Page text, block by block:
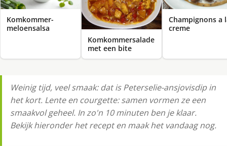
Komkommer-
meloensalsa
Komkommersalade
met een bite
Champignons a
creme
Weinig tijd, veel smaak: dat is Peterselie-ansjovisdip in
het kort. Lente en courgette: samen vormen ze een
smaakvol geheel. In zo'n 10 minuten ben je klaar.
Bekijk hieronder het recept en maak het vandaag nog.